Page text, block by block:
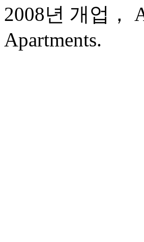
2008년 개업，
Apartments.